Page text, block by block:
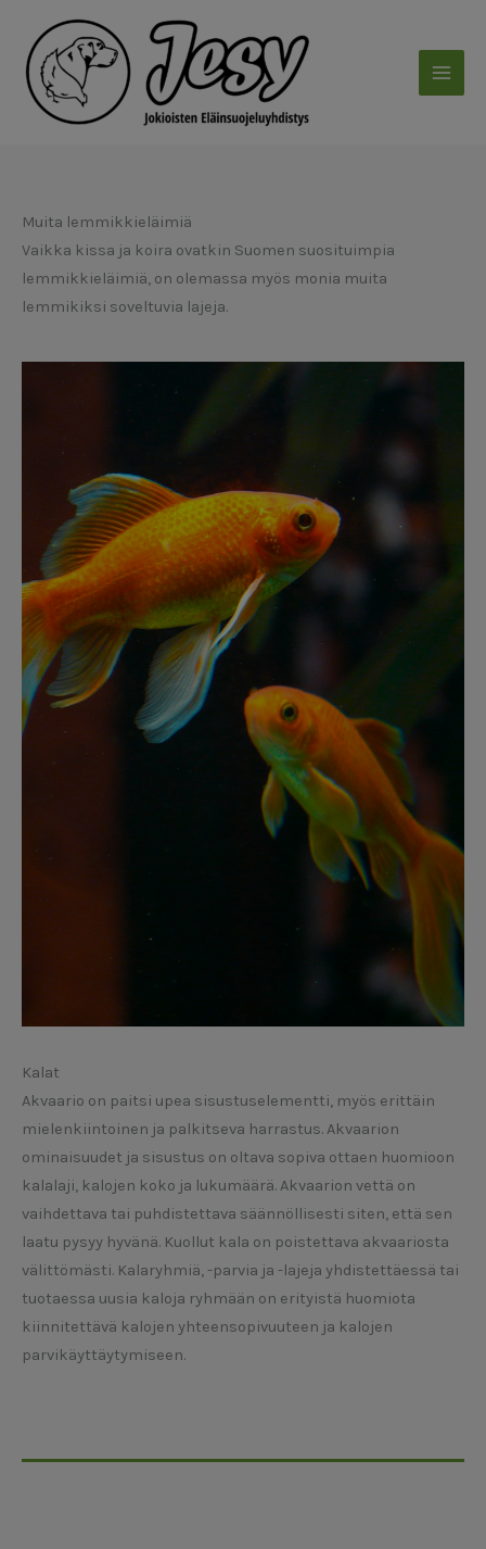
sisältöön
Muita lemmikkieläimiä
Vaikka kissa ja koira ovatkin Suomen suosituimpia
lemmikkieläimiä, on olemassa myös monia muita
lemmikiksi soveltuvia lajeja.
Kalat
Akvaario on paitsi upea sisustuselementti, myös erittäin
mielenkiintoinen ja palkitseva harrastus. Akvaarion
ominaisuudet ja sisustus on oltava sopiva ottaen huomioon
kalalaji, kalojen koko ja lukumäärä. Akvaarion vettä on
vaihdettava tai puhdistettava säännöllisesti siten, että sen
laatu pysyy hyvänä. Kuollut kala on poistettava akvaariosta
välittömästi. Kalaryhmiä, -parvia ja -lajeja yhdistettäessä tai
tuotaessa uusia kaloja ryhmään on erityistä huomiota
kiinnitettävä kalojen yhteensopivuuteen ja kalojen
parvikäyttäytymiseen.